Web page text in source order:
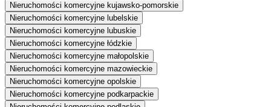
Nieruchomości komercyjne kujawsko-pomorskie
Nieruchomości komercyjne lubelskie
Nieruchomości komercyjne lubuskie
Nieruchomości komercyjne łódzkie
Nieruchomości komercyjne małopolskie
Nieruchomości komercyjne mazowieckie
Nieruchomości komercyjne opolskie
Nieruchomości komercyjne podkarpackie